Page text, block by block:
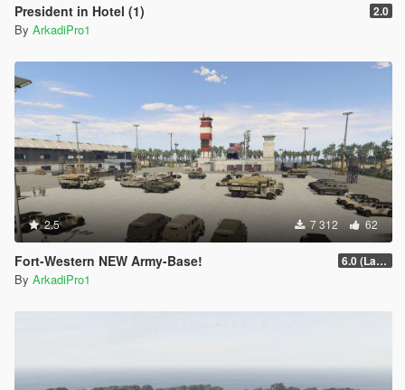
President in Hotel (1) 2.0
By ArkadiPro1
2.5 7 312 62
Fort-Western NEW Army-Base! 6.0 (Latest Version)
By ArkadiPro1